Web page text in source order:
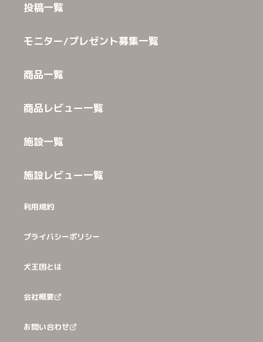
投稿一覧
モニター/プレゼント募集一覧
商品一覧
商品レビュー一覧
施設一覧
施設レビュー一覧
利用規約
プライバシーポリシー
犬王国とは
会社概要
お問い合わせ